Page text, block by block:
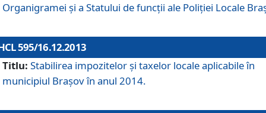
Organigramei şi a Statului de funcţii ale Poliţiei Locale
595/16.12.2013
Titlu: Stabilirea impozitelor şi taxelor locale aplicabile în
municipiul Braşov în anul 2014.